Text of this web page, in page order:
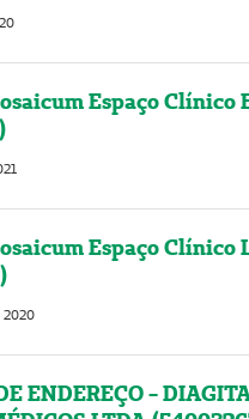
Espaço Clínico
Espaço Clínico
2020
ENDEREÇO -